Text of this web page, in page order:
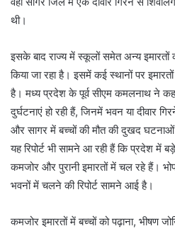
थी।
इसके बाद राज्य में स्कूलों समेत अन्य इमारतों
किया जा रहा है। इसमें कई स्थानों पर
है। मध्य प्रदेश के पूर्व सीएम कमलनाथ ने
दुर्घटनाएं हो रही हैं, जिनमें भवन या दीवार
और सागर में बच्चों की मौत की दुखद
यह रिपोर्ट भी सामने आ रही हैं कि प्रदेश में
कमजोर और पुरानी इमारतों में चल रहे हैं।
भवनों में चलने की रिपोर्ट सामने आई है।
कमजोर इमारतों में बच्चों को पढ़ाना, भीषण